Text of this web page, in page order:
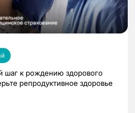
шаг к рождению здорового
репродуктивное здоровье